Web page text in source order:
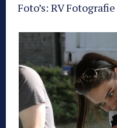
Foto’s: RV Fotografie